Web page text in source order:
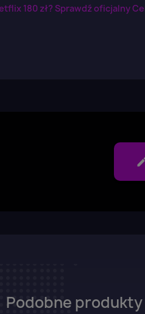
180 zł? Sprawdź oficjalny
Podobne produkty